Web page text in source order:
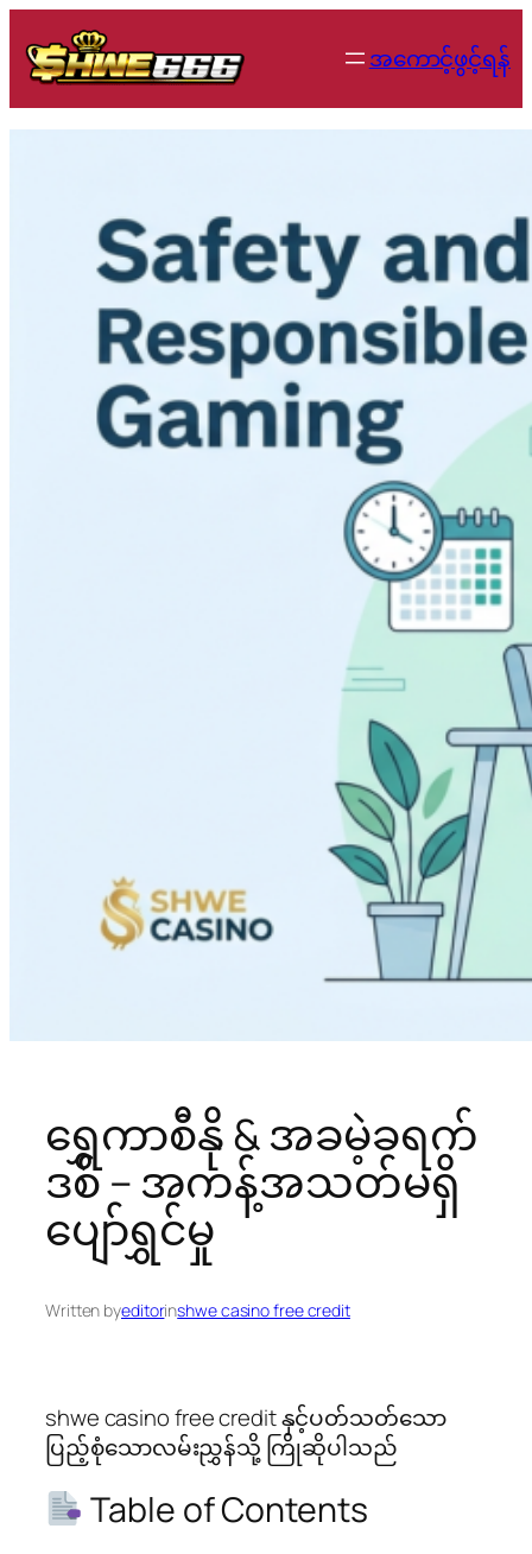
to
content
အကောင့်ဖွင့်ရန်
ရွှေကာစီနို & အခမဲ့ခရက်
ဒစ် – အကန့်အသတ်မရှိ
ပျော်ရွှင်မှု
Written byeditorinshwe casino free credit
shwe casino free credit နှင့်ပတ်သတ်သော
ပြည့်စုံသောလမ်းညွှန်သို့ ကြိုဆိုပါသည်
Table of Contents